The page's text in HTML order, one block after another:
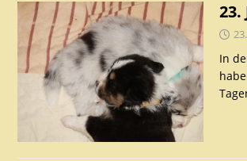
23.
In